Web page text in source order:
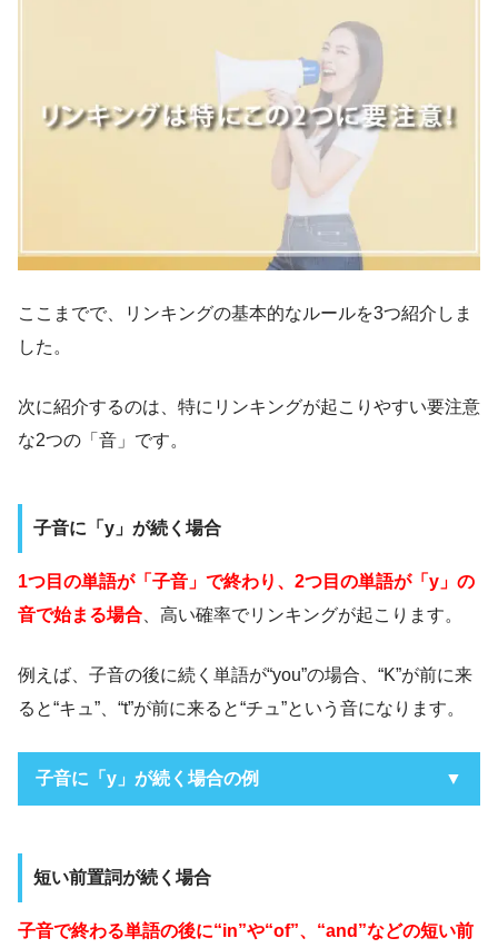
ここまでで、リンキングの基本的なルールを3つ紹介しま
した。
次に紹介するのは、特にリンキングが起こりやすい要注意
な2つの「音」です。
子音に「y」が続く場合
1つ目の単語が「子音」で終わり、2つ目の単語が「y」の
音で始まる場合 、高い確率でリンキングが起こります。
例えば、子音の後に続く単語が“you”の場合、“K”が前に来
ると“キュ”、“t”が前に来ると“チュ”という音になります。
子音に「y」が続く場合の例
短い前置詞が続く場合
子音で終わる単語の後に“in”や“of”、“and”などの短い前